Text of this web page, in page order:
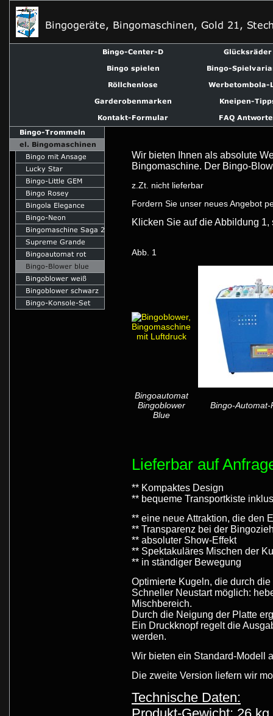
Wir bieten Ihnen als absolute
Bingomaschine. Der Bingo-
z.Zt. nicht lieferbar
Fordern Sie unser neues Angebot
Klicken Sie auf die Abbildung
Abb. 1
Bingoautomat
Bingoblower
Blue
Bingo-Automat-
Lieferbar auf
** Kompaktes Design
** bequeme Transportkiste
** eine neue Attraktion, die den
** Transparenz bei der
** absoluter Show-Effekt
** Spektakuläres Mischen der
** in ständiger Bewegung
Optimierte Kugeln, die durch
Schneller Neustart möglich:
Mischbereich.
Durch die Neigung der Platte
Ein Druckknopf regelt die
werden.
Wir bieten ein Standard-Modell
Die zweite Version liefern wir
Technische Daten: